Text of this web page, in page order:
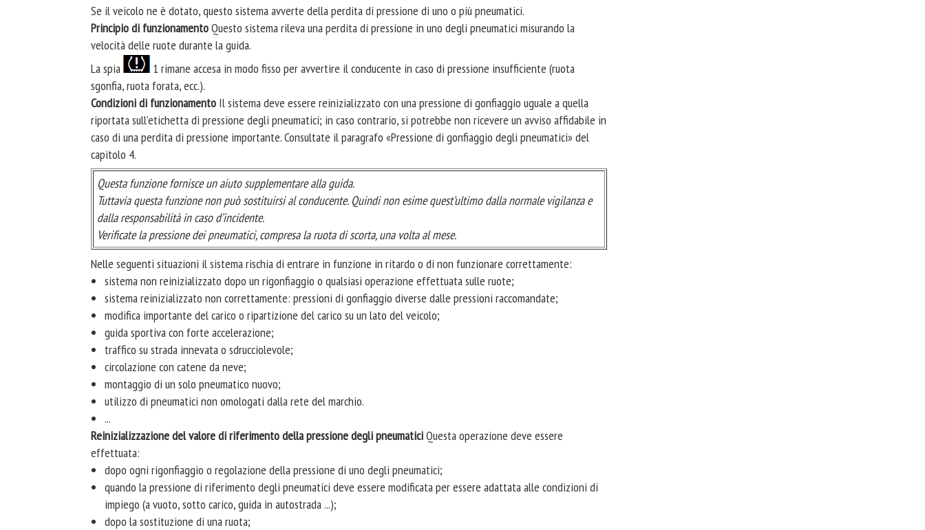
Se il veicolo ne è dotato, questo sistema avverte della perdita di pressione di uno o più pneumatici.
Principio di funzionamentoQuesto sistema rileva una perdita di pressione in uno degli pneumatici misurando la
velocità delle ruote durante la guida.
La spia
1 rimane accesa in modo fisso per avvertire il conducente in caso di pressione insufficiente (ruota
sgonfia, ruota forata, ecc.).
Condizioni di funzionamento Il sistema deve essere reinizializzato con una pressione di gonfiaggio uguale a quella
riportata sull’etichetta di pressione degli pneumatici; in caso contrario, si potrebbe non ricevere un avviso affidabile in
caso di una perdita di pressione importante. Consultate il paragrafo «Pressione di gonfiaggio degli pneumatici» del
capitolo 4.
Questa funzione fornisce un aiuto supplementare alla guida.
Tuttavia questa funzione non può sostituirsi al conducente. Quindi non esime quest’ultimo dalla normale vigilanza e
dalla responsabilità in caso d’incidente.
Verificate la pressione dei pneumatici, compresa la ruota di scorta, una volta al mese.
Nelle seguenti situazioni il sistema rischia di entrare in funzione in ritardo o di non funzionare correttamente:
sistema non reinizializzato dopo un rigonfiaggio o qualsiasi operazione effettuata sulle ruote;
sistema reinizializzato non correttamente: pressioni di gonfiaggio diverse dalle pressioni raccomandate;
modifica importante del carico o ripartizione del carico su un lato del veicolo;
guida sportiva con forte accelerazione;
traffico su strada innevata o sdrucciolevole;
circolazione con catene da neve;
montaggio di un solo pneumatico nuovo;
utilizzo di pneumatici non omologati dalla rete del marchio.
...
Reinizializzazione del valore di riferimento della pressione degli pneumaticiQuesta operazione deve essere
effettuata:
dopo ogni rigonfiaggio o regolazione della pressione di uno degli pneumatici;
quando la pressione di riferimento degli pneumatici deve essere modificata per essere adattata alle condizioni di
impiego (a vuoto, sotto carico, guida in autostrada ...);
dopo la sostituzione di una ruota;